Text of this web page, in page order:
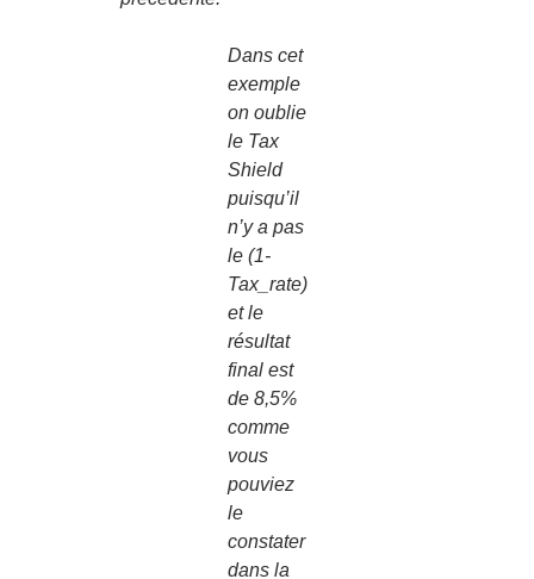
Dans cet
exemple
on oublie
le Tax
Shield
puisqu’il
n’y a pas
le (1-
Tax_rate)
et le
résultat
final est
de 8,5%
comme
vous
pouviez
le
constater
dans la